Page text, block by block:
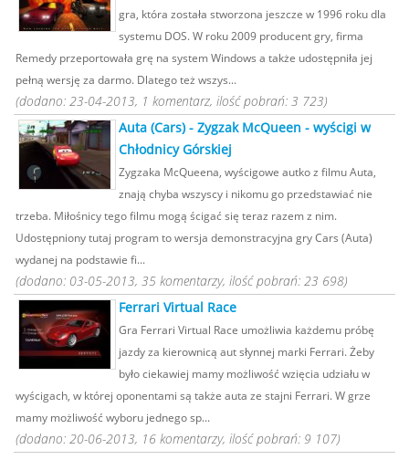
gra, która została stworzona jeszcze w 1996 roku dla
systemu DOS. W roku 2009 producent gry, firma
Remedy przeportowała grę na system Windows a także udostępniła jej
pełną wersję za darmo. Dlatego też wszys...
(dodano: 23-04-2013, 1 komentarz, ilość pobrań: 3 723)
Auta (Cars) - Zygzak McQueen - wyścigi w
Chłodnicy Górskiej
Zygzaka McQueena, wyścigowe autko z filmu Auta,
znają chyba wszyscy i nikomu go przedstawiać nie
trzeba. Miłośnicy tego filmu mogą ścigać się teraz razem z nim.
Udostępniony tutaj program to wersja demonstracyjna gry Cars (Auta)
wydanej na podstawie fi...
(dodano: 03-05-2013, 35 komentarzy, ilość pobrań: 23 698)
Ferrari Virtual Race
Gra Ferrari Virtual Race umożliwia każdemu próbę
jazdy za kierownicą aut słynnej marki Ferrari. Żeby
było ciekawiej mamy możliwość wzięcia udziału w
wyścigach, w której oponentami są także auta ze stajni Ferrari. W grze
mamy możliwość wyboru jednego sp...
(dodano: 20-06-2013, 16 komentarzy, ilość pobrań: 9 107)